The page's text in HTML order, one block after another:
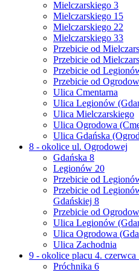
Mielczarskiego 3
Mielczarskiego 15
Mielczarskiego 22
Mielczarskiego 33
Przebicie od
Przebicie od
Przebicie od
Przebicie od
Ulica Cmentarna
Ulica Legionów
Ulica Mielczarskiego
Ulica Ogrodowa
Ulica Gdańska
8 - okolice ul. Ogrodowej
Gdańska 8
Legionów 20
Przebicie od
Przebicie od
Gdańskiej 8
Przebicie od
Ulica Legionów
Ulica Ogrodowa
Ulica Zachodnia
9 - okolice placu 4.
Próchnika 6